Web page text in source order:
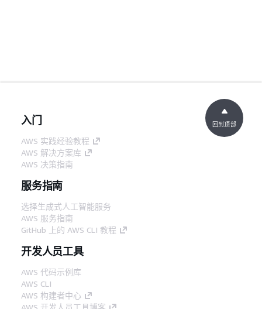
入门
AWS 实践经验教程
AWS 解决方案库
AWS 决策指南
服务指南
选择生成式人工智能服务
AWS 服务指南
GitHub 上的 AWS CLI 教程
开发人员工具
AWS 代码示例库
AWS CLI
AWS 构建者中心
AWS 开发人员工具博客
回到顶部